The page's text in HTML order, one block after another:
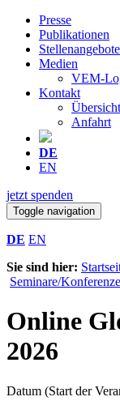
Presse
Publikationen
Stellenangebote
Medien
VEM-
Kontakt
Anfahrt
DE
EN
jetzt spenden
Toggle navigation
DE EN
Sie sind hier:
Seminare/
Online
2026
Datum (Start der